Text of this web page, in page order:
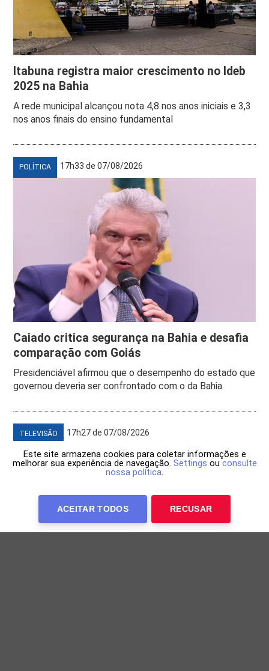
Itabuna registra maior crescimento no Ideb
2025 na Bahia
A rede municipal alcançou nota 4,8 nos anos iniciais e 3,3
nos anos finais do ensino fundamental
POLÍTICA 17h33 de 07/08/2026
Caiado critica segurança na Bahia e desafia
comparação com Goiás
Presidenciável afirmou que o desempenho do estado que
governou deveria ser confrontado com o da Bahia.
TELEVISÃO 17h27 de 07/08/2026
Este site armazena cookies para coletar informações e
melhorar sua experiência de navegação. Settings ou consulte
nossa política.
ACEITAR TODOS RECUSAR